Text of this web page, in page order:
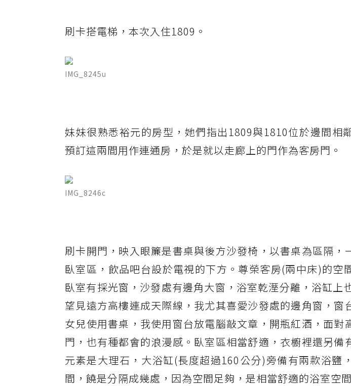
刷卡搭電梯，本次入住1809。
IMG_8245u
妹妹很熟悉裕元的房型，她們指出1809與1810位於邊間相
預訂這兩間用作連通房，於是就以走廊上的門作為客房門。
IMG_8246c
刷卡開門，映入眼簾是書桌與後方沙發椅，以書桌為區隔，
臥室區，飲品吧台設於電視的下方。尊榮客房(兩中床)的空
臥室有採光窗，沙發處有邊角大窗，浴室乾溼分離，浴缸上
望見遠方高樓連成天際線，我尤其喜愛沙發處的邊角窗，窗
女兒使用書桌，我使用窗台放電腦敲文章，開瓶紅酒，面對
門，也有種都會的浪漫感。臥室區相當舒適，衣櫥裡還另備
元素是大理石，大浴缸(長度超過160公分)旁備有兩款浴鹽
間，饒是分隔成幾處，因為空間足夠，是相當舒適的浴室空間